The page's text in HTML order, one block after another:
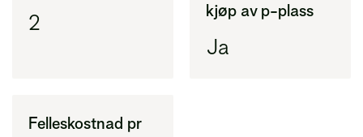
2
kjøp av p-plass
Ja
Felleskostnad pr